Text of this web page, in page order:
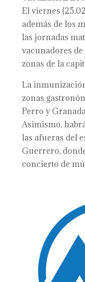
El viernes
además de los
las jornadas
vacunadores de
zonas de la
La
zonas
Perro y
Asimismo,
las afueras del
Guerrero,
concierto de